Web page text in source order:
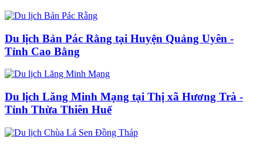
Du lịch Bản Pác Rằng tại Huyện Quảng Uyên -
Tỉnh Cao Bằng
Du lịch Lăng Minh Mạng tại Thị xã Hương Trà -
Tỉnh Thừa Thiên Huế